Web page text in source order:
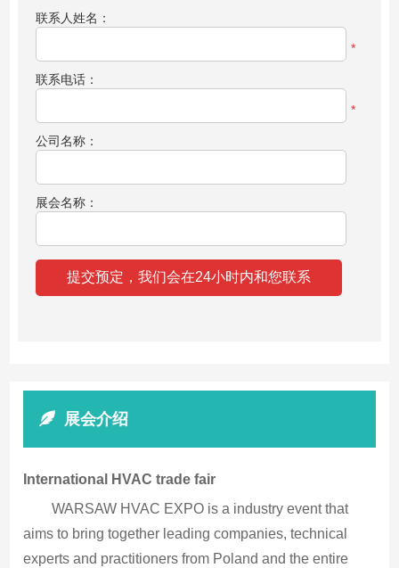
联系人姓名：
*
联系电话：
*
公司名称：
展会名称：
展会介绍
International HVAC trade fair
WARSAW HVAC EXPO is a industry event that
aims to bring together leading companies, technical
experts and practitioners from Poland and the entire